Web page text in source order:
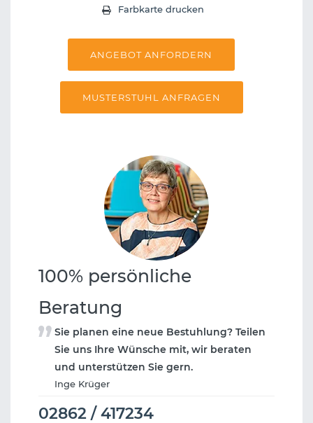
Farbkarte drucken
ANGEBOT ANFORDERN
MUSTERSTUHL ANFRAGEN
100% persönliche
Beratung
Sie planen eine neue Bestuhlung? Teilen
Sie uns Ihre Wünsche mit, wir beraten
und unterstützen Sie gern.
Inge Krüger
02862 / 417234